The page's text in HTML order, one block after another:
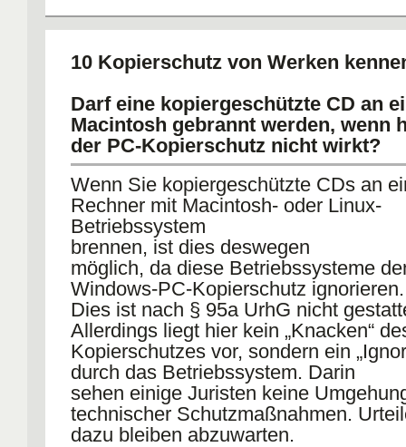
10 Kopierschutz von Werken
Darf eine kopiergeschützte CD an
Macintosh gebrannt werden, wenn
der PC-Kopierschutz nicht wirkt?
Wenn Sie kopiergeschützte CDs an
Rechner mit Macintosh- oder Linux-
Betriebssystem
brennen, ist dies deswegen
möglich, da diese Betriebssysteme
Windows-PC-Kopierschutz ignorieren.
Dies ist nach § 95a UrhG nicht
Allerdings liegt hier kein „Knacken“
Kopierschutzes vor, sondern ein
durch das Betriebssystem. Darin
sehen einige Juristen keine
technischer Schutzmaßnahmen.
dazu bleiben abzuwarten.